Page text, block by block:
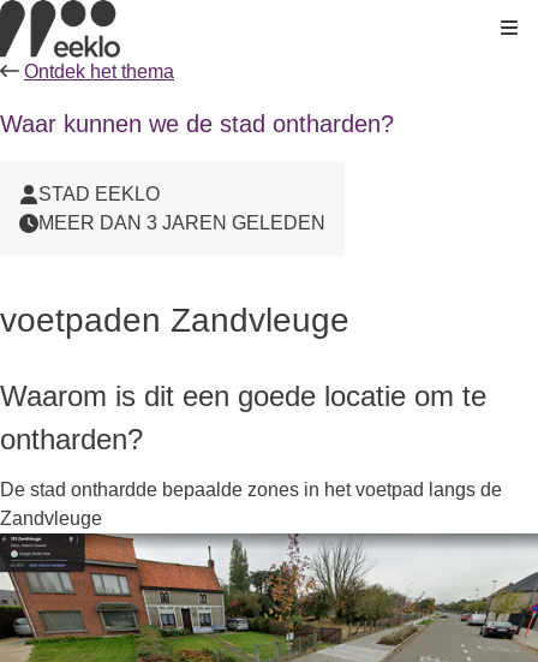
Ontdek het thema
Waar kunnen we de stad ontharden?
STAD EEKLO
MEER DAN 3 JAREN GELEDEN
voetpaden Zandvleuge
Waarom is dit een goede locatie om te
ontharden?
De stad onthardde bepaalde zones in het voetpad langs de
Zandvleuge